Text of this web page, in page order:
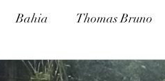
Bahia Thomas Bruno
Livraria Paraíba